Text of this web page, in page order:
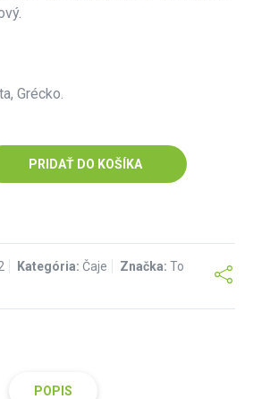
Grécko.
PRIDAŤ DO KOŠÍKA
Kategória: Čaje Značka: To
POPIS